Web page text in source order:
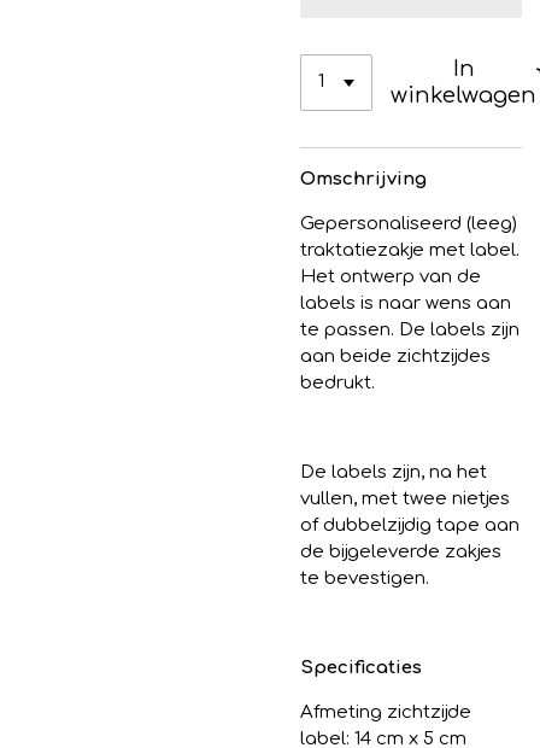
In
winkelwagen
Omschrijving
Gepersonaliseerd (leeg)
traktatiezakje met label.
Het ontwerp van de
labels is naar wens aan
te passen. De labels zijn
aan beide zichtzijdes
bedrukt.
De labels zijn, na het
vullen, met twee nietjes
of dubbelzijdig tape aan
de bijgeleverde zakjes
te bevestigen.
Specificaties
Afmeting zichtzijde
label: 14 cm x 5 cm